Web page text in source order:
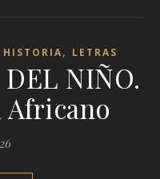
HISTORIA, LETRAS
DEL NIÑO.
Africano